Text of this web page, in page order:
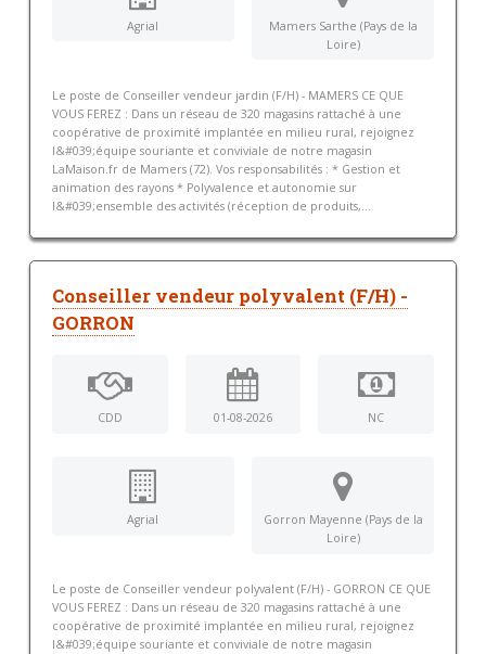
Agrial
Mamers Sarthe (Pays de la
Loire)
Le poste de Conseiller vendeur jardin (F/H) - MAMERS CE QUE
VOUS FEREZ : Dans un réseau de 320 magasins rattaché à une
coopérative de proximité implantée en milieu rural, rejoignez
l&#039;équipe souriante et conviviale de notre magasin
LaMaison.fr de Mamers (72). Vos responsabilités : * Gestion et
animation des rayons * Polyvalence et autonomie sur
l&#039;ensemble des activités (réception de produits,...
Conseiller vendeur polyvalent (F/H) -
GORRON
CDD 01-08-2026 NC
Agrial
Gorron Mayenne (Pays de la
Loire)
Le poste de Conseiller vendeur polyvalent (F/H) - GORRON CE QUE
VOUS FEREZ : Dans un réseau de 320 magasins rattaché à une
coopérative de proximité implantée en milieu rural, rejoignez
l&#039;équipe souriante et conviviale de notre magasin